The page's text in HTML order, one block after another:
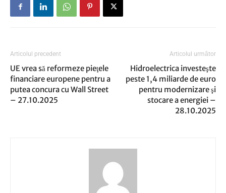
Articolul precedent
UE vrea să reformeze pieţele
financiare europene pentru a
putea concura cu Wall Street
– 27.10.2025
Articolul următor
Hidroelectrica investeşte
peste 1,4 miliarde de euro
pentru modernizare şi
stocare a energiei –
28.10.2025